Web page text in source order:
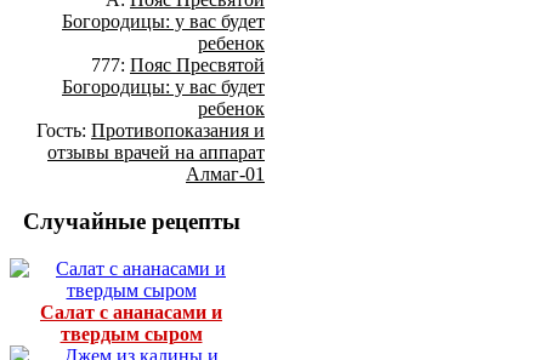
Богородицы: у вас будет
ребенок
777: Пояс Пресвятой
Богородицы: у вас будет
ребенок
Гость: Противопоказания и
отзывы врачей на аппарат
Алмаг-01
Случайные рецепты
Салат с ананасами и
твердым сыром